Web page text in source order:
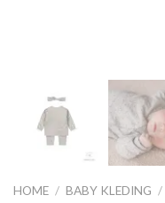
HOME / BABY KLEDING /